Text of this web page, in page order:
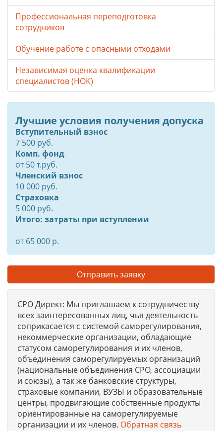
Профессиональная переподготовка
сотрудников
Обучение работе с опасными отходами
Независимая оценка квалификации
специалистов (НОК)
Лучшие условия получения допуска
Вступительный взнос
7 500 руб.
Комп. фонд
от50т.руб.
Членский взнос
10 000 руб.
Страховка
5 000 руб.
Итого: затраты при вступлении
от 65 000 р.
Отправить заявку
СРО Директ: Мы приглашаем к сотрудничеству
всех заинтересованных лиц, чья деятельность
соприкасается с системой саморегулирования,
некоммерческие организации, обладающие
статусом саморегулирования и их членов,
объединения саморегулируемых организаций
(национальные объединения СРО, ассоциации
и союзы), а так же банковские структуры,
страховые компании, ВУЗЫ и образовательные
центры, продвигающие собственные продукты
ориентированные на саморегулируемые
организации и их членов. Обратная связь